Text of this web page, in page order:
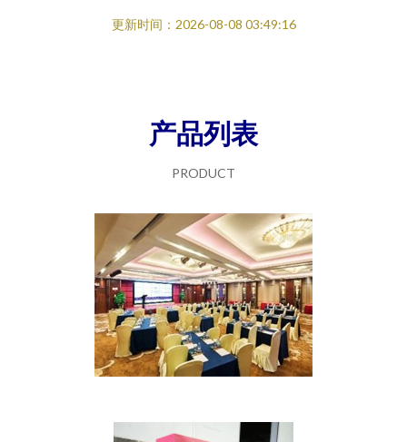
更新时间：2026-08-08 03:49:16
产品列表
PRODUCT